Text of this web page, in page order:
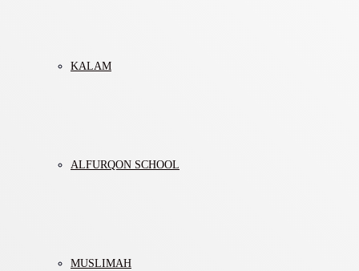
KALAM
ALFURQON SCHOOL
MUSLIMAH